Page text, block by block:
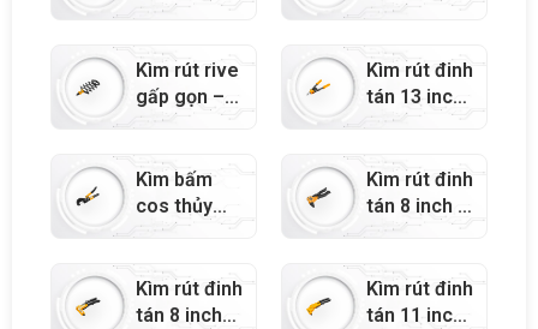
hở – 43005
Kìm rút rive
gấp gọn –
43100
Kìm rút đinh
tán 13 inch
– 43096
Kìm bấm
cos thủy
lực 12 inch
Kìm rút đinh
tán 8 inch –
43099
Kìm rút đinh
tán 8 inch
Kìm rút đinh
tán 11 inch